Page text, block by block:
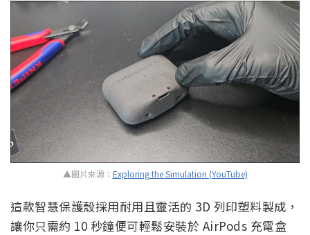
▲圖片來源： Exploring the Simulation (YouTube)
這款智慧保護殼採用耐用且靈活的 3D 列印塑料製成，
讓你只需約 10 秒鐘便可輕鬆安裝於 AirPods 充電盒